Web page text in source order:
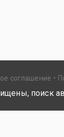
соглашение
поиск